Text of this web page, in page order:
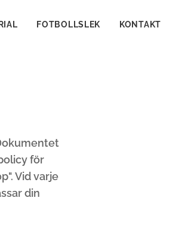
FOTBOLLSLEK KONTAKT
för
Vid varje
din